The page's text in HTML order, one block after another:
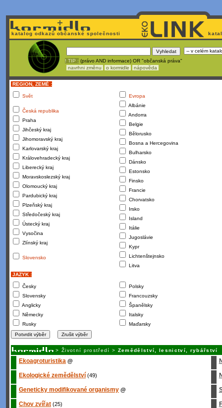
katalog odkazů občanské společnosti
! TIP : (právo AND informace) OR "občanská práva"
navrhni změnu
o kormidle nápověda
REGION, ZEMĚ :
Svět
Česká republika
Praha
Jihčeský kraj
Jihomoravský kraj
Karlovarský kraj
Královehradecký kraj
Liberecký kraj
Moravskoslezský kraj
Olomoucký kraj
Pardubický kraj
Plzeňský kraj
Středočeský kraj
Ústecký kraj
Vysočina
Zlínský kraj
Slovensko
Evropa
Albánie
Andorra
Belgie
Bělorusko
Bosna a Hercegovina
Bulharsko
Dánsko
Estonsko
Finsko
Francie
Chorvatsko
Irsko
Island
Itálie
Jugoslávie
Kypr
Lichtenštejnsko
Litva
JAZYK :
Česky
Slovensky
Anglicky
Německy
Rusky
Polsky
Francouzsky
Španělsky
Italsky
Maďarsky
> Životní prostředí > Zemědělství, lesnictví, rybářství
Ekoagroturistika @
Ekologické zemědělství (49)
Geneticky modifikované organismy @
Chov zvířat (25)